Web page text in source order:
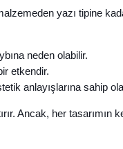
yazı tipine
neden olabilir.
etkendir.
anlayışlarına sahip
Ancak, her tasarımın